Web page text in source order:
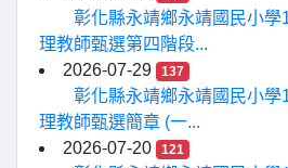
彰化縣永靖鄉永靖國民小
理教師甄選第四階段...
2026-07-29
137
彰化縣永靖鄉永靖國民小
理教師甄選簡章 (一...
2026-07-20
121